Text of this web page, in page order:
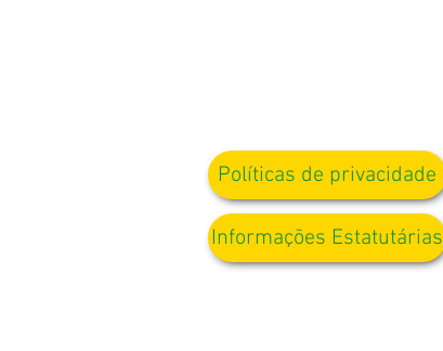
Políticas de privacidade
Informações Estatutárias